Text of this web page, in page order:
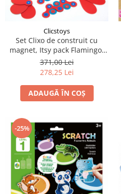
LEGO Art
LEGO Architecture
LEGO Ideas
LEGO Speed Champions
Clicstoys
Set Clixo de construit cu
magnet, Itsy pack Flamingo-
Turquoise 30
371,00 Lei
278,25 Lei
ADAUGĂ ÎN COȘ
-25%